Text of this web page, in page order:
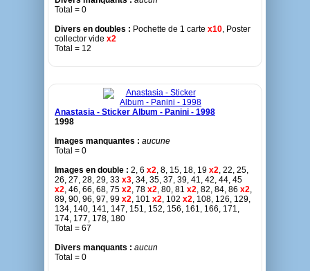
Total = 0
Divers en doubles : Pochette de 1 carte x10, Poster
collector vide x2
Total = 12
Anastasia - Sticker Album - Panini - 1998
1998
Images manquantes : aucune
Total = 0
Images en double : 2, 6 x2, 8, 15, 18, 19 x2, 22, 25,
26, 27, 28, 29, 33 x3, 34, 35, 37, 39, 41, 42, 44, 45
x2, 46, 66, 68, 75 x2, 78 x2, 80, 81 x2, 82, 84, 86 x2,
89, 90, 96, 97, 99 x2, 101 x2, 102 x2, 108, 126, 129,
134, 140, 141, 147, 151, 152, 156, 161, 166, 171,
174, 177, 178, 180
Total = 67
Divers manquants : aucun
Total = 0